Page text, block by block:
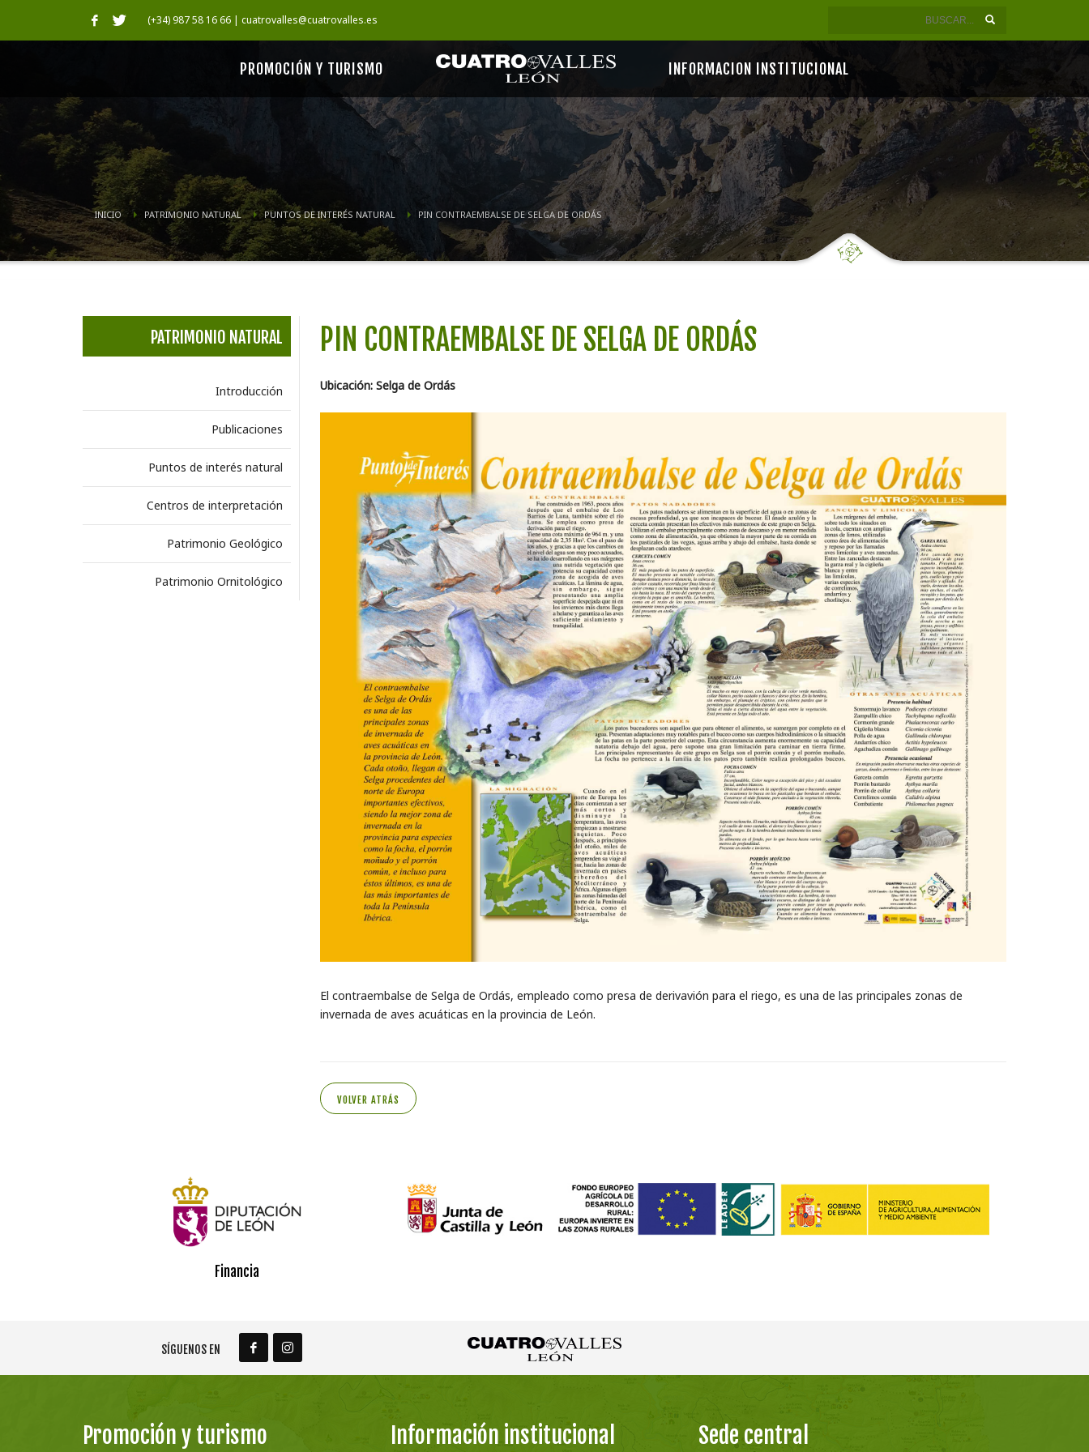
(+34) 987 58 16 66 | cuatrovalles@cuatrovalles.es
PROMOCIÓN Y TURISMO INFORMACION INSTITUCIONAL
INICIO PATRIMONIO NATURAL PUNTOS DE INTERÉS NATURAL PIN CONTRAEMBALSE DE SELGA DE ORDÁS
PATRIMONIO NATURAL
Introducción
Publicaciones
Puntos de interés natural
Centros de interpretación
Patrimonio Geológico
Patrimonio Ornitológico
PIN CONTRAEMBALSE DE SELGA DE ORDÁS
Ubicación: Selga de Ordás
El contraembalse de Selga de Ordás, empleado como presa de derivavión para el riego, es una de las principales zonas de
invernada de aves acuáticas en la provincia de León.
VOLVER ATRÁS
Financia
SÍGUENOS EN
Promoción y turismo Información institucional Sede central